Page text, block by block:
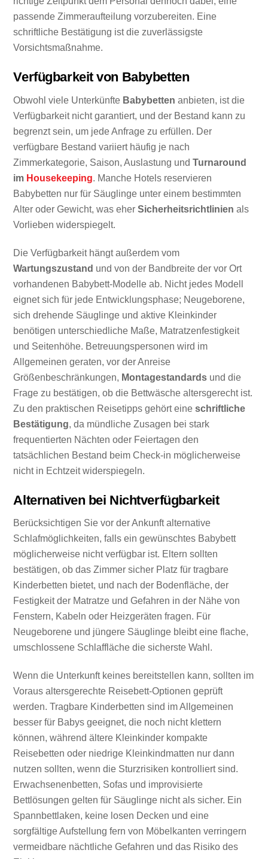
passende Zimmeraufteilung vorzubereiten. Eine
schriftliche Bestätigung ist die zuverlässigste
Vorsichtsmaßnahme.
Verfügbarkeit von Babybetten
Obwohl viele Unterkünfte Babybetten anbieten, ist die
Verfügbarkeit nicht garantiert, und der Bestand kann zu
begrenzt sein, um jede Anfrage zu erfüllen. Der
verfügbare Bestand variiert häufig je nach
Zimmerkategorie, Saison, Auslastung undTurnaround
im Housekeeping. Manche Hotels reservieren
Babybetten nur für Säuglinge unter einem bestimmten
Alter oder Gewicht, was eherSicherheitsrichtlinien als
Vorlieben widerspiegelt.
Die Verfügbarkeit hängt außerdem vom
Wartungszustand und von der Bandbreite der vor Ort
vorhandenen Babybett-Modelle ab. Nicht jedes Modell
eignet sich für jede Entwicklungsphase; Neugeborene,
sich drehende Säuglinge und aktive Kleinkinder
benötigen unterschiedliche Maße, Matratzenfestigkeit
und Seitenhöhe. Betreuungspersonen wird im
Allgemeinen geraten, vor der Anreise
Größenbeschränkungen, Montagestandards und die
Frage zu bestätigen, ob die Bettwäsche altersgerecht ist.
Zu den praktischen Reisetipps gehört eineschriftliche
Bestätigung, da mündliche Zusagen bei stark
frequentierten Nächten oder Feiertagen den
tatsächlichen Bestand beim Check-in möglicherweise
nicht in Echtzeit widerspiegeln.
Alternativen bei Nichtverfügbarkeit
Berücksichtigen Sie vor der Ankunft alternative
Schlafmöglichkeiten, falls ein gewünschtes Babybett
möglicherweise nicht verfügbar ist. Eltern sollten
bestätigen, ob das Zimmer sicher Platz für tragbare
Kinderbetten bietet, und nach der Bodenfläche, der
Festigkeit der Matratze und Gefahren in der Nähe von
Fenstern, Kabeln oder Heizgeräten fragen. Für
Neugeborene und jüngere Säuglinge bleibt eine flache,
umschlossene Schlaffläche die sicherste Wahl.
Wenn die Unterkunft keines bereitstellen kann, sollten im
Voraus altersgerechte Reisebett-Optionen geprüft
werden. Tragbare Kinderbetten sind im Allgemeinen
besser für Babys geeignet, die noch nicht klettern
können, während ältere Kleinkinder kompakte
Reisebetten oder niedrige Kleinkindmatten nur dann
nutzen sollten, wenn die Sturzrisiken kontrolliert sind.
Erwachsenenbetten, Sofas und improvisierte
Bettlösungen gelten für Säuglinge nicht als sicher. Ein
Spannbettlaken, keine losen Decken und eine
sorgfältige Aufstellung fern von Möbelkanten verringern
vermeidbare nächtliche Gefahren und das Risiko des